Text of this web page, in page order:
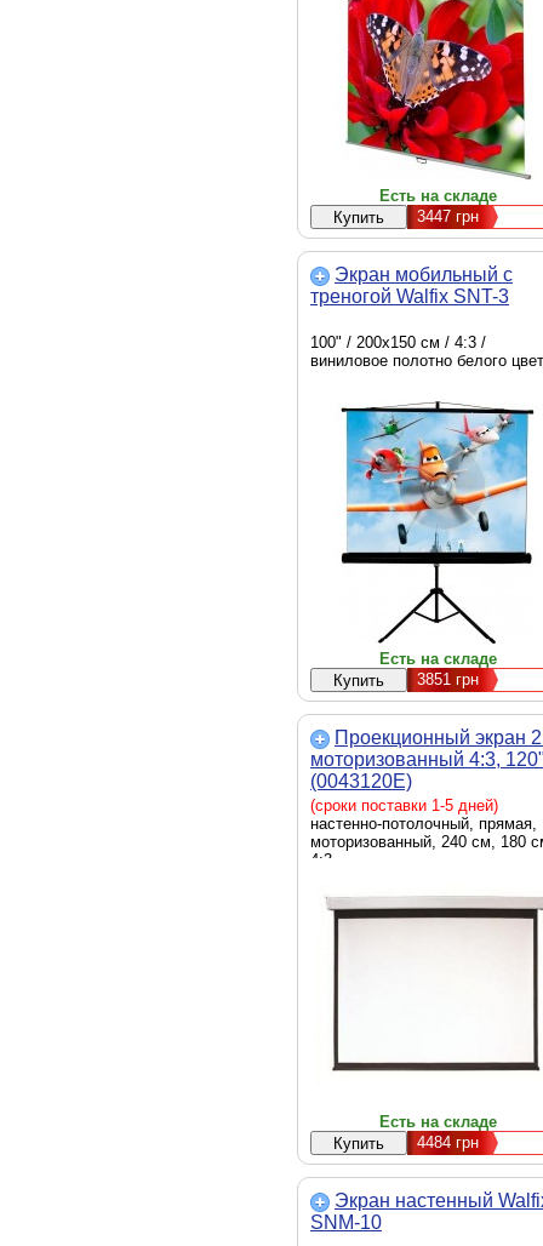
Есть на складе
3447 грн
Экран мобильный с
треногой Walfix SNT-3
100" / 200х150 см / 4:3 /
виниловое полотно белого
Есть на складе
3851 грн
Проекционный экран
моторизованный 4:3,
(0043120E)
(сроки поставки 1-5 дней)
настенно-потолочный, прямая,
моторизованный, 240 см, 180
4:3
Есть на складе
4484 грн
Экран настенный
SNM-10